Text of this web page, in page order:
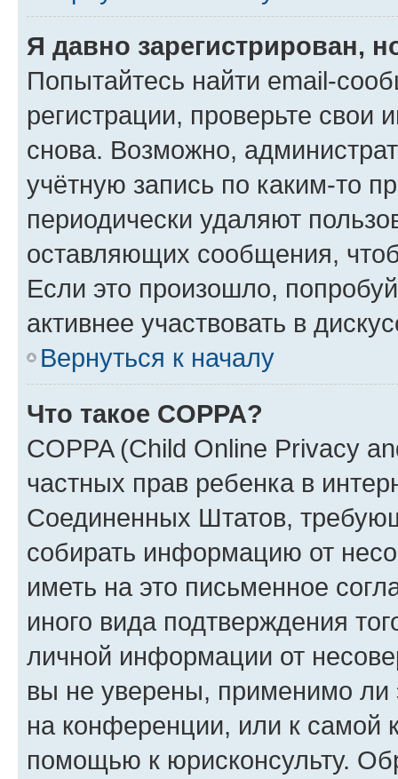
Я давно зарегистрирован,
Попытайтесь найти email-
регистрации, проверьте свои
снова. Возможно,
учётную запись по каким-то
периодически удаляют
оставляющих сообщения,
Если это произошло,
активнее участвовать в
Вернуться к началу
Что такое COPPA?
COPPA (Child Online Privacy
частных прав ребенка в
Соединенных Штатов,
собирать информацию от
иметь на это письменное
иного вида подтверждения
личной информации от
вы не уверены, применимо ли
на конференции, или к самой
помощью к юрисконсульту.